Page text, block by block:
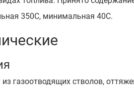
350С, минимальная 40С.
газоотводящих стволов,